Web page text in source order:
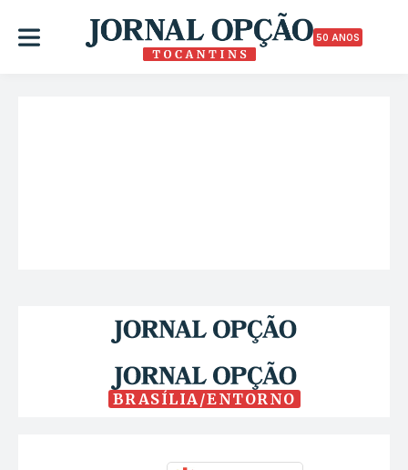
50 ANOS
BRASÍLIA/ENTORNO